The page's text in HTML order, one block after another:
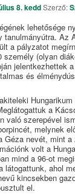
8. keddSzerző:
lehetősége
tanulmányútra. Az
a pályzatot
személy (olyan
jelentkezhettek
és
a
való szerepével
melynek
Géza nevét, mint
volt a
mind a 96-ot
látogattunk, ahol
kincsekben
el.